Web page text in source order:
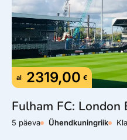
Wi-Fi on saadaval
restoranides. Kui vajad
kohalik SIM-kaart.
al 2319,00 €
Fulham FC: London
5 päeva Ühendkuningriik